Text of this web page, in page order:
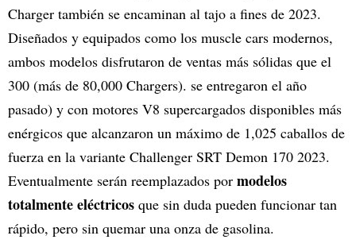
Charger también se encaminan al tajo a fines de 2023.
Diseñados y equipados como los muscle cars modernos,
ambos modelos disfrutaron de ventas más sólidas que el
300 (más de 80,000 Chargers). se entregaron el año
pasado) y con motores V8 supercargados disponibles más
enérgicos que alcanzaron un máximo de 1,025 caballos de
fuerza en la variante Challenger SRT Demon 170 2023.
Eventualmente serán reemplazados por modelos
totalmente eléctricos que sin duda pueden funcionar tan
rápido, pero sin quemar una onza de gasolina.